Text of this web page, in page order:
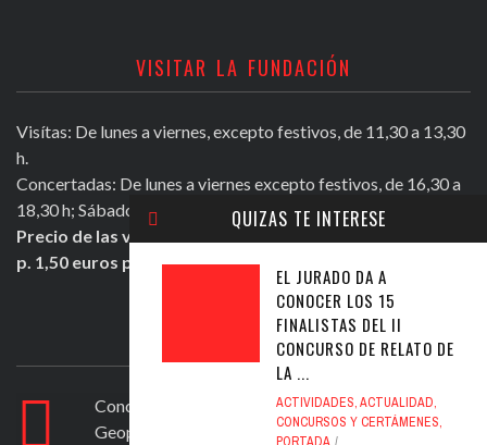
QUIZAS TE INTERESE
EL JURADO DA A
CONOCER LOS 15
FINALISTAS DEL II
CONCURSO DE RELATO DE
LA ...
ACTIVIDADES,ACTUALIDAD,
CONCURSOS Y CERTÁMENES,
VISITAR LA FUNDACIÓN
Visítas: De lunes a viernes, excepto festivos, de 11,30 a 13,30
h.
Concertadas: De lunes a viernes excepto festivos, de 16,30 a
18,30 h; Sábados mañana de 11,30 a 13,30 h.
Precio de las visitas: Individual 2 euros. Grupos + de 10
p. 1,50 euros persona.
ULTIMOS TWEETS
Conocer Guadix y comarca, ficha nº 83. El
Geoparque de Granada
https://t.co/ad6594yfVv